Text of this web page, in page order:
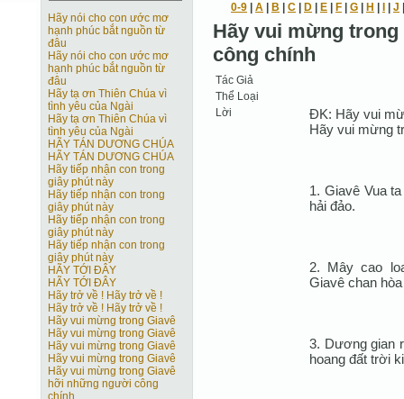
Hãy nói cho con ước mơ
hạnh phúc bắt nguồn từ
đâu
Hãy nói cho con ước mơ
hạnh phúc bắt nguồn từ
đâu
Hãy tạ ơn Thiên Chúa vì
tình yêu của Ngài
Hãy tạ ơn Thiên Chúa vì
tình yêu của Ngài
HÃY TÁN DƯƠNG CHÚA
HÃY TÁN DƯƠNG CHÚA
Hãy tiếp nhận con trong
giây phút này
Hãy tiếp nhận con trong
giây phút này
Hãy tiếp nhận con trong
giây phút này
Hãy tiếp nhận con trong
giây phút này
HÃY TỚI ĐÂY
HÃY TỚI ĐÂY
Hãy trở về ! Hãy trở về !
Hãy trở về ! Hãy trở về !
Hãy vui mừng trong Giavê
Hãy vui mừng trong Giavê
Hãy vui mừng trong Giavê
Hãy vui mừng trong Giavê
Hãy vui mừng trong Giavê
hỡi những người công
chính
0-9 A B C D E F G H J
Hãy vui mừng
công chính
Tác Giả
Thể Loại
Lời
ÐK: Hãy vui
Hãy vui mừng
1. Giavê Vua
hải đảo.
2. Mây cao
Giavê chan
3. Dương gian
hoang đất trời